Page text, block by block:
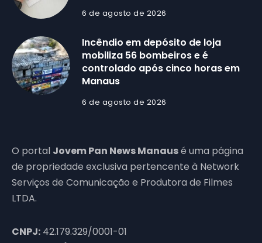
6 de agosto de 2026
Incêndio em depósito de loja
mobiliza 56 bombeiros e é
controlado após cinco horas em
Manaus
6 de agosto de 2026
O portal Jovem Pan News Manausé uma página
de propriedade exclusiva pertencente à Network
Serviços de Comunicação e Produtora de Filmes
LTDA.
CNPJ: 42.179.329/0001-01